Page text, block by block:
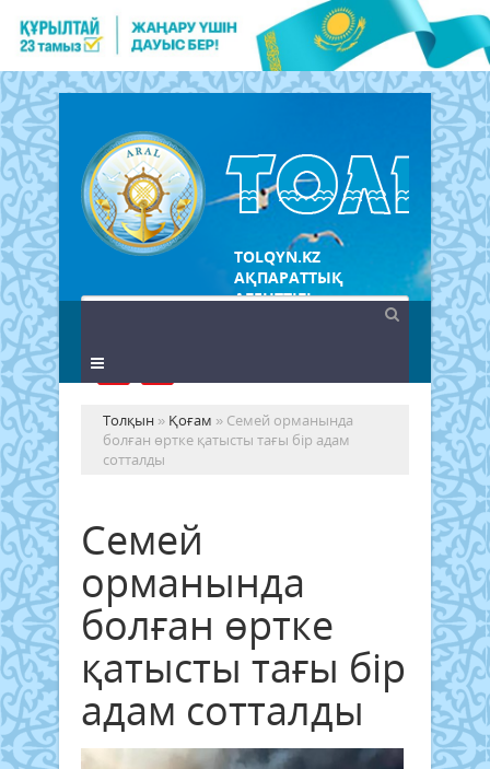
TOLQYN.KZ
АҚПАРАТТЫҚ
АГЕНТТІГІ
Толқын » Қоғам » Семей орманында
болған өртке қатысты тағы бір адам
сотталды
Семей
орманында
болған өртке
қатысты тағы бір
адам сотталды